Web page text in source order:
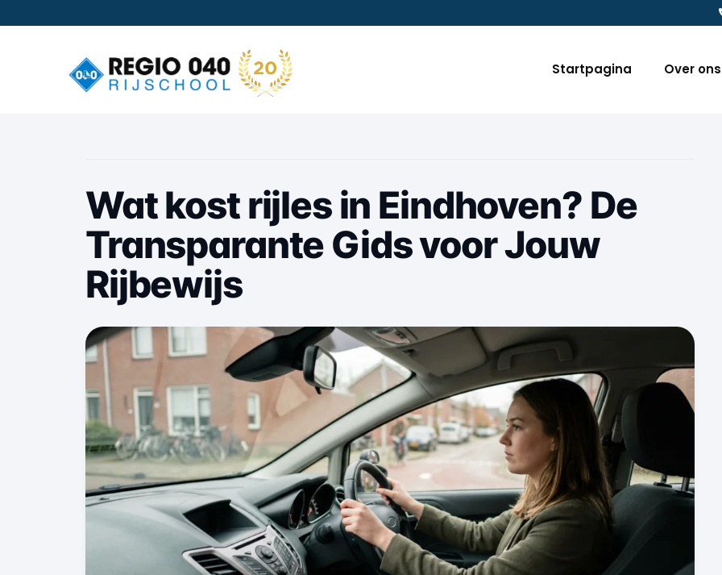
Startpagina Over ons
Wat kost rijles in Eindhoven? De
Transparante Gids voor Jouw
Rijbewijs